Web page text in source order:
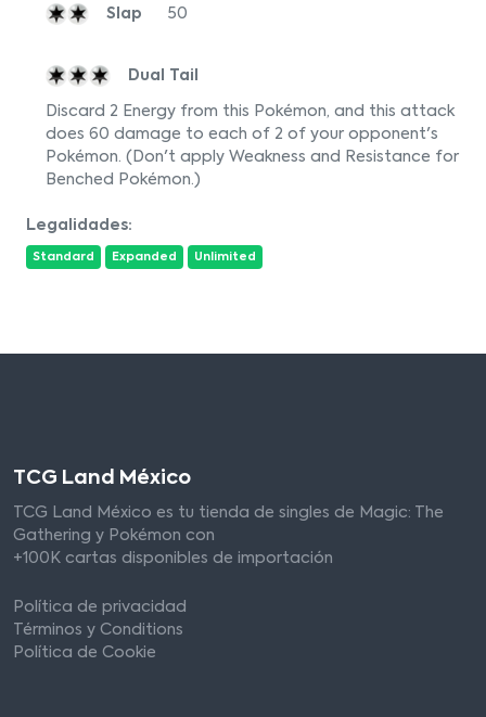
Slap 50
Dual Tail
Discard 2 Energy from this Pokémon, and this attack
does 60 damage to each of 2 of your opponent's
Pokémon. (Don't apply Weakness and Resistance for
Benched Pokémon.)
Legalidades:
Standard Expanded Unlimited
TCG Land México
TCG Land México es tu tienda de singles de Magic: The
Gathering y Pokémon con
+100K cartas disponibles de importación
Política de privacidad
Términos y Conditions
Política de Cookie